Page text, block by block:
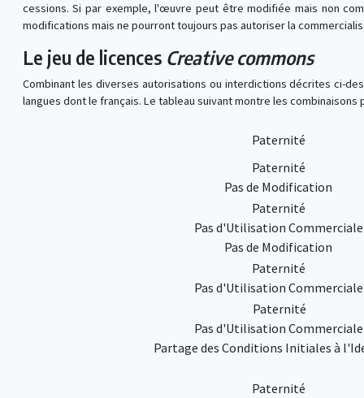
cessions. Si par exemple, l'œuvre peut être modifiée mais non
modifications mais ne pourront toujours pas autoriser la
Le jeu de licences Creative commons
Combinant les diverses autorisations ou interdictions décrites ci-
langues dont le français. Le tableau suivant montre les combinaisons
Paternité
Paternité
Pas de Modification
Paternité
Pas d'Utilisation Commerciale
Pas de Modification
Paternité
Pas d'Utilisation Commerciale
Paternité
Pas d'Utilisation Commerciale
Partage des Conditions Initiales à
Paternité